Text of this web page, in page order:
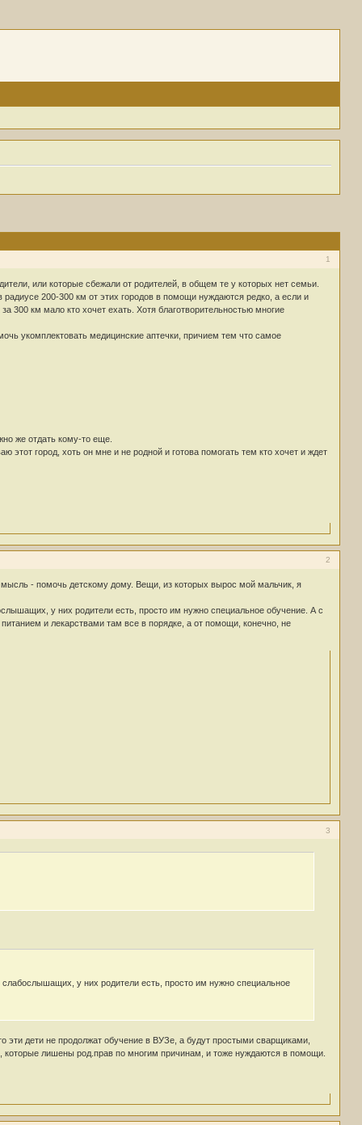
1
или которые сбежали от родителей, в общем те у которых нет семьи.
200-300 км от этих городов в помощи нуждаются редко, а если и
300 км мало кто хочет ехать. Хотя благотворительностью многие
укомплектовать медицинские аптечки, причием тем что самое
же отдать кому-то еще.
город, хоть он мне и не родной и готова помогать тем кто хочет и ждет
2
- помочь детскому дому. Вещи, из которых вырос мой мальчик, я
у них родители есть, просто им нужно специальное обучение. А с
и лекарствами там все в порядке, а от помощи, конечно, не
3
у них родители есть, просто им нужно специальное
дети не продолжат обучение в ВУЗе, а будут простыми сварщиками,
лишены род.прав по многим причинам, и тоже нуждаются в помощи.